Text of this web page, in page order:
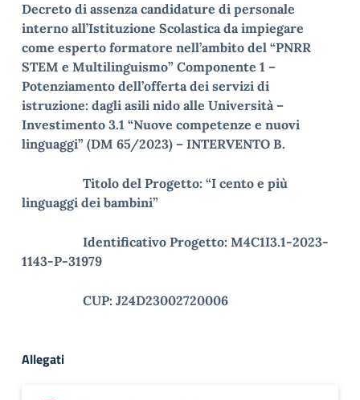
Decreto di assenza candidature di personale
interno all’Istituzione Scolastica da impiegare
come esperto formatore nell’ambito del “PNRR
STEM e Multilinguismo” Componente 1 –
Potenziamento dell’offerta dei servizi di
istruzione: dagli asili nido alle Università –
Investimento 3.1 “Nuove competenze e nuovi
linguaggi” (DM 65/2023) – INTERVENTO B.
Titolo del Progetto: “I cento e più
linguaggi dei bambini”
Identificativo Progetto: M4C1I3.1-2023-
1143-P-31979
CUP: J24D23002720006
Allegati